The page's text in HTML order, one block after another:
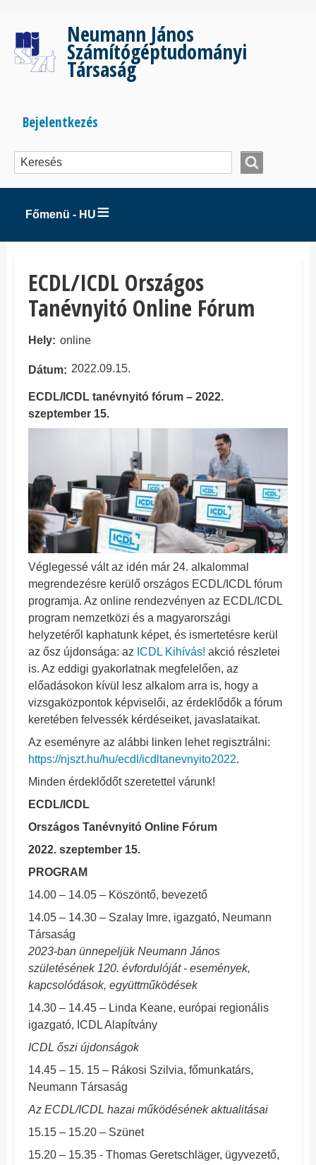
tartalomra
Neumann János
Számítógéptudományi
Társaság
Bejelentkezés
menüje
Bejelentkezés
Főmenü - HU
ECDL/ICDL Országos
Tanévnyitó Online Fórum
Hely online
Dátum 2022.09.15.
ECDL/ICDL tanévnyitó fórum – 2022.
szeptember 15.
Véglegessé vált az idén már 24. alkalommal
megrendezésre kerülő országos ECDL/ICDL fórum
programja. Az online rendezvényen az ECDL/ICDL
program nemzetközi és a magyarországi
helyzetéről kaphatunk képet, és ismertetésre kerül
az ősz újdonsága: az ICDL Kihívás! akció részletei
is. Az eddigi gyakorlatnak megfelelően, az
előadásokon kívül lesz alkalom arra is, hogy a
vizsgaközpontok képviselői, az érdeklődők a fórum
keretében felvessék kérdéseiket, javaslataikat.
Az eseményre az alábbi linken lehet regisztrálni:
https://njszt.hu/hu/ecdl/icdltanevnyito2022.
Minden érdeklődőt szeretettel várunk!
ECDL/ICDL
Országos Tanévnyitó Online Fórum
2022. szeptember 15.
PROGRAM
14.00 – 14.05 – Köszöntő, bevezető
14.05 – 14.30 – Szalay Imre, igazgató, Neumann
Társaság
2023-ban ünnepeljük Neumann János
születésének 120. évfordulóját - események,
kapcsolódások, együttműködések
14.30 – 14.45 – Linda Keane, európai regionális
igazgató, ICDL Alapítvány
ICDL őszi újdonságok
14.45 – 15. 15 – Rákosi Szilvia, főmunkatárs,
Neumann Társaság
Az ECDL/ICDL hazai működésének aktualitásai
15.15 – 15.20 – Szünet
15.20 – 15.35 - Thomas Geretschläger, ügyvezető,